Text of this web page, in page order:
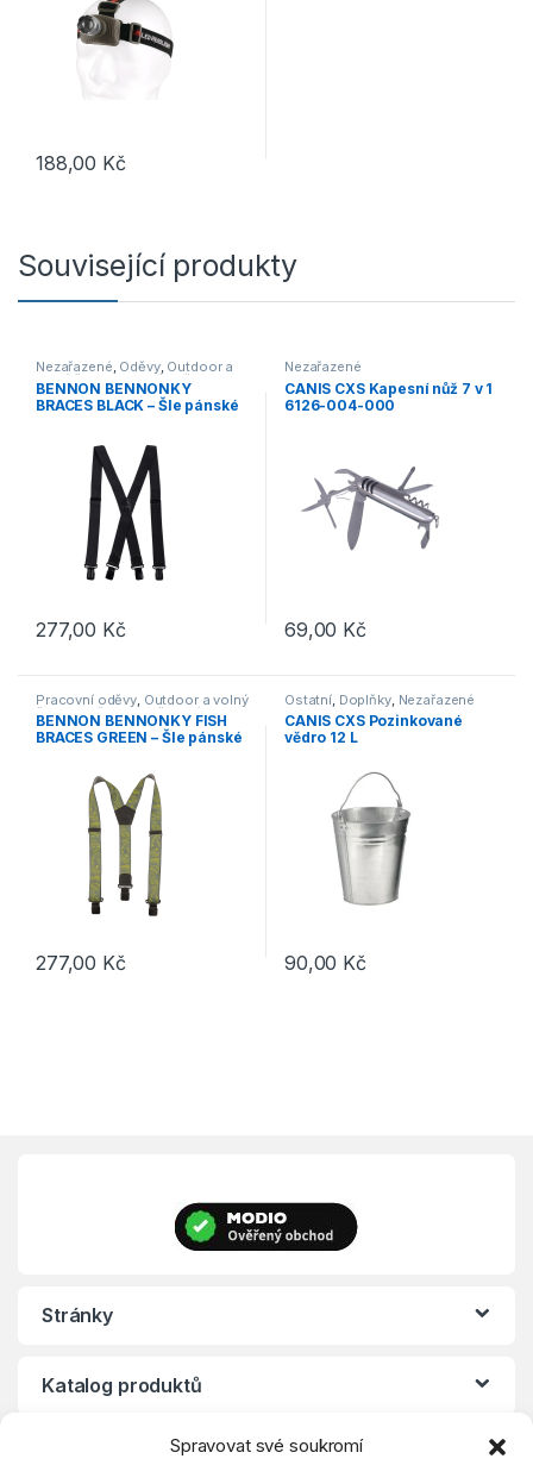
Spravovat své soukromí
188,00 Kč
Související produkty
Nezařazené, Oděvy, Outdoor a
volný čas , Pracovní oděvy
BENNON BENNONKY
BRACES BLACK – Šle pánské
277,00 Kč
Nezařazené
CANIS CXS Kapesní nůž 7 v 1
6126-004-000
69,00 Kč
Pracovní oděvy Outdoor a volný
čas,Doplňky,Nezařazené
BENNON BENNONKY FISH
BRACES GREEN – Šle pánské
277,00 Kč
Ostatní Doplňky, Nezařazené
CANIS CXS Pozinkované
vědro 12 L
90,00 Kč
Stránky
Katalog produktů